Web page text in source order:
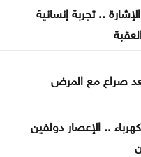
عاما للمجلس الأعلى
وواشنطن تتعمق بشأن إنهاء
.. تجربة إنسانية
صراع مع المرض
.. الإعصار دولفين